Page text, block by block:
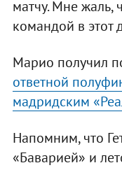
матчу. Мне жаль,
командой в этот
Марио получил
ответной
мадридским
Напомним, что
«Баварией» и